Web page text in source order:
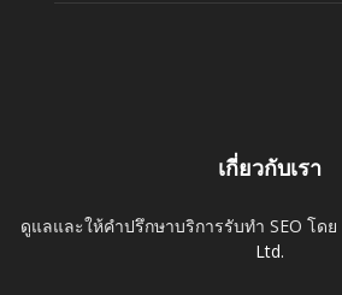
เกี่ยวกับเรา
ดูแลและให้คำปรึกษาบริการรับทำ SEO โดย
Ltd.